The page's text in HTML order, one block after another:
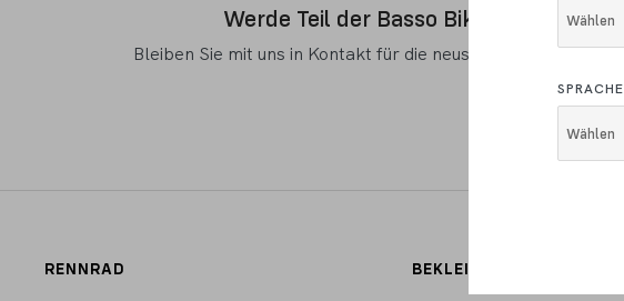
Wählen
SPRACHE
Wählen
Werde Teil der Basso Bikes-Familie
Bleiben Sie mit uns in Kontakt für die neusten Produkte!
RENNRAD BEKLEIDUNG